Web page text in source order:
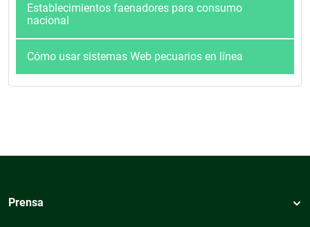
Establecimientos faenadores para consumo
nacional
Cómo usar sistemas Web pecuarios en línea
Prensa